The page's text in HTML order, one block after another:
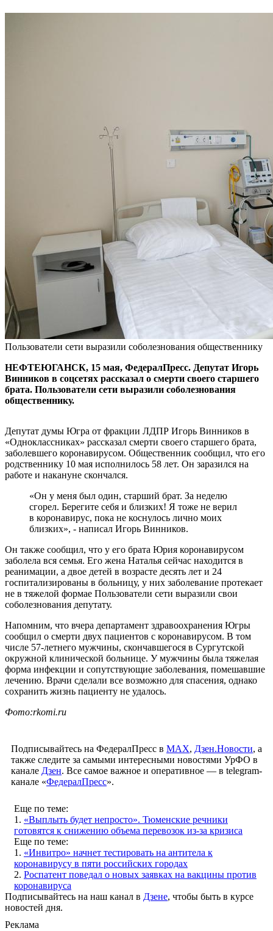
Пользователи сети выразили соболезнования общественнику
НЕФТЕЮГАНСК, 15 мая, ФедералПресс. Депутат Игорь
Винников в соцсетях рассказал о смерти своего старшего
брата. Пользователи сети выразили соболезнования
общественнику.
Депутат думы Югра от фракции ЛДПР Игорь Винников в
«Одноклассниках» рассказал смерти своего старшего брата,
заболевшего коронавирусом. Общественник сообщил, что его
родственнику 10 мая исполнилось 58 лет. Он заразился на
работе и накануне скончался.
«Он у меня был один, старший брат. За неделю
сгорел. Берегите себя и близких! Я тоже не верил
в коронавирус, пока не коснулось лично моих
близких», - написал Игорь Винников.
Он также сообщил, что у его брата Юрия коронавирусом
заболела вся семья. Его жена Наталья сейчас находится в
реанимации, а двое детей в возрасте десять лет и 24
госпитализированы в больницу, у них заболевание протекает
не в тяжелой формае Пользователи сети выразили свои
соболезнования депутату.
Напомним, что вчера департамент здравоохранения Югры
сообщил о смерти двух пациентов с коронавирусом. В том
числе 57-летнего мужчины, скончавшегося в Сургутской
окружной клинической больнице. У мужчины была тяжелая
форма инфекции и сопутствующие заболевания, помешавшие
лечению. Врачи сделали все возможно для спасения, однако
сохранить жизнь пациенту не удалось.
Фото:rkomi.ru
Подписывайтесь на ФедералПресс в МАХ, Дзен.Новости, а
также следите за самыми интересными новостями УрФО в
канале Дзен. Все самое важное и оперативное — в telegram-
канале «ФедералПресс».
Еще по теме:
1. «Выплыть будет непросто». Тюменские речники
готовятся к снижению объема перевозок из-за кризиса
Еще по теме:
1. «Инвитро» начнет тестировать на антитела к
коронавирусу в пяти российских городах
2. Роспатент поведал о новых заявках на вакцины против
коронавируса
Подписывайтесь на наш канал в Дзене, чтобы быть в курсе
новостей дня.
Реклама